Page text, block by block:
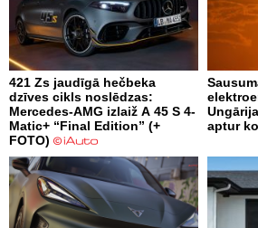
421 Zs jaudīgā hečbeka
dzīves cikls noslēdzas:
Mercedes-AMG izlaiž A 45 S 4-
Matic+ “Final Edition” (+
FOTO)
aptur